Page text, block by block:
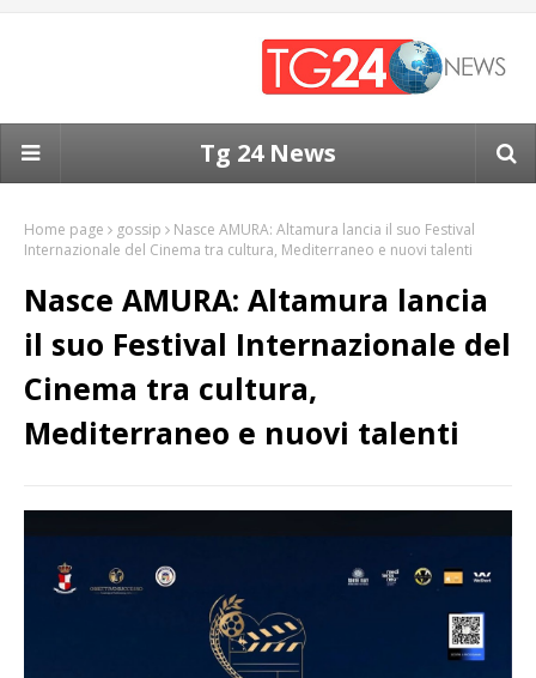
Tg 24 News
Home page gossip
Nasce AMURA: Altamura lancia il suo Festival
Internazionale del Cinema tra cultura, Mediterraneo e nuovi talenti
Nasce AMURA: Altamura lancia
il suo Festival Internazionale del
Cinema tra cultura,
Mediterraneo e nuovi talenti